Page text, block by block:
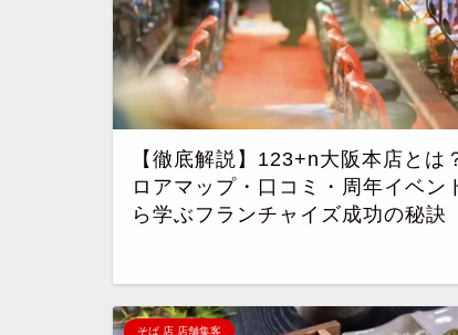
【徹底解説】123+n大阪本店とは
ロアマップ・口コミ・周年イベン
ら学ぶフランチャイズ成功の秘訣
そば 店 店舗集客